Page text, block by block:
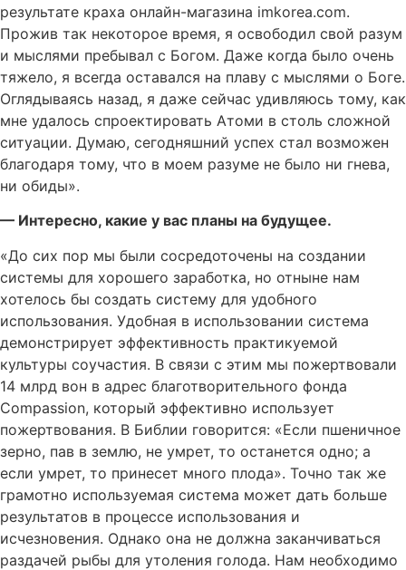
результате краха онлайн-магазина imkorea.com.
Прожив так некоторое время, я освободил свой разум
и мыслями пребывал с Богом. Даже когда было очень
тяжело, я всегда оставался на плаву с мыслями о Боге.
Оглядываясь назад, я даже сейчас удивляюсь тому, как
мне удалось спроектировать Атоми в столь сложной
ситуации. Думаю, сегодняшний успех стал возможен
благодаря тому, что в моем разуме не было ни гнева,
ни обиды».
— Интересно, какие у вас планы на будущее.
«До сих пор мы были сосредоточены на создании
системы для хорошего заработка, но отныне нам
хотелось бы создать систему для удобного
использования. Удобная в использовании система
демонстрирует эффективность практикуемой
культуры соучастия. В связи с этим мы пожертвовали
14 млрд вон в адрес благотворительного фонда
Compassion, который эффективно использует
пожертвования. В Библии говорится: «Если пшеничное
зерно, пав в землю, не умрет, то останется одно; а
если умрет, то принесет много плода». Точно так же
грамотно используемая система может дать больше
результатов в процессе использования и
исчезновения. Однако она не должна заканчиваться
раздачей рыбы для утоления голода. Нам необходимо